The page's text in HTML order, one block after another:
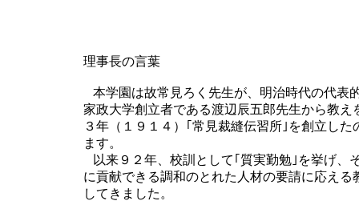
理事長の言葉
本学園は故常見ろく先生が、明治時代の代表
家政大学創立者である渡辺辰五郎先生から教え
３年（１９１４）｢常見裁縫伝習所｣を創立し
ます。
以来９２年、校訓として｢質実勤勉｣を挙げ、
に貢献できる調和のとれた人材の要請に応える
してきました。